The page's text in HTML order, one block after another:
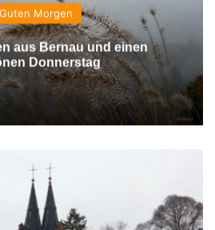
Guten Morgen
aus Bernau und einen
Donnerstag